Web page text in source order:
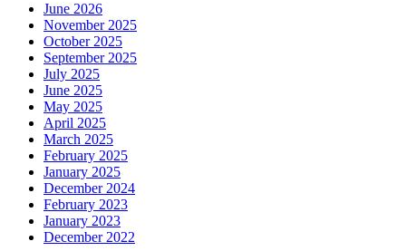
June 2026
November 2025
October 2025
September 2025
July 2025
June 2025
May 2025
April 2025
March 2025
February 2025
January 2025
December 2024
February 2023
January 2023
December 2022